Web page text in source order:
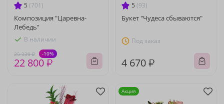
5 (701)
Композиция "Царевна-
Лебедь"
В наличии
25 330 ₽ -10%
22 800 ₽
5 (93)
Букет "Чудеса сбываются"
Под заказ
4 670 ₽
Акция